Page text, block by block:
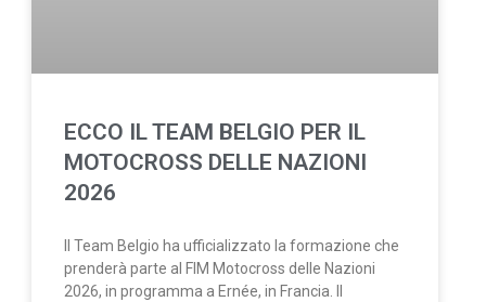
ECCO IL TEAM BELGIO PER IL
MOTOCROSS DELLE NAZIONI
2026
Il Team Belgio ha ufficializzato la formazione che
prenderà parte al FIM Motocross delle Nazioni
2026, in programma a Ernée, in Francia. Il